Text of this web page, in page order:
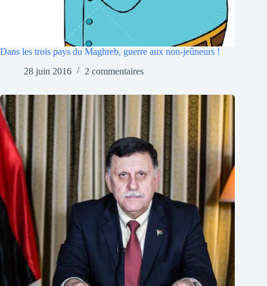
Dans les trois pays du Maghreb, guerre aux non-jeûneurs !
28 juin 2016
2 commentaires